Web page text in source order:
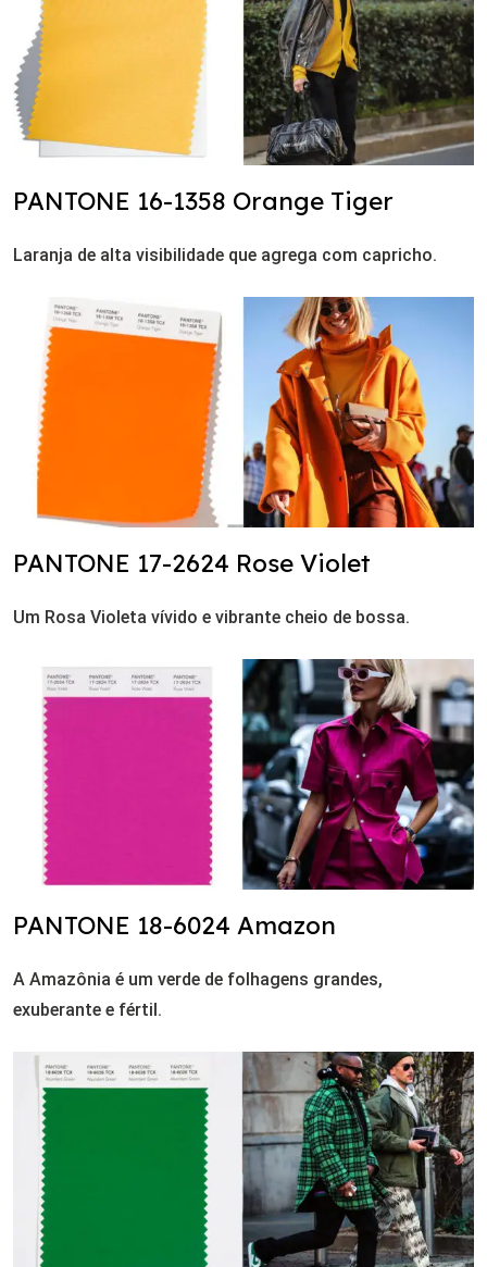
PANTONE 16-1358 Orange Tiger
Laranja de alta visibilidade que agrega com capricho.
PANTONE 17-2624 Rose Violet
Um Rosa Violeta vívido e vibrante cheio de bossa.
PANTONE 18-6024 Amazon
A Amazônia é um verde de folhagens grandes,
exuberante e fértil.